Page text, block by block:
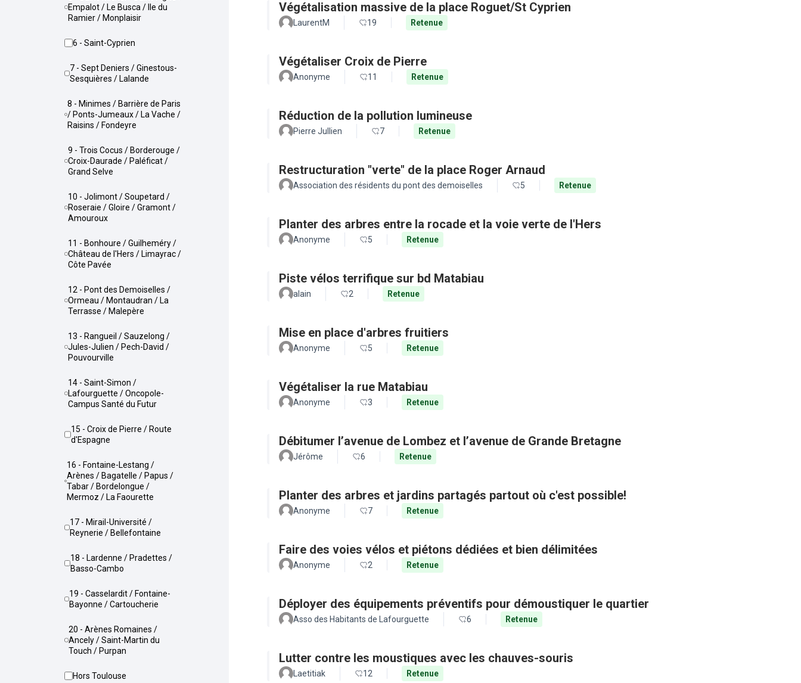
Empalot / Le Busca / Ile du
Ramier / Monplaisir
6 - Saint-Cyprien
7 - Sept Deniers / Ginestous-
Sesquières / Lalande
8 - Minimes / Barrière de Paris
/ Ponts-Jumeaux / La Vache /
Raisins / Fondeyre
9 - Trois Cocus / Borderouge /
Croix-Daurade / Paléficat /
Grand Selve
10 - Jolimont / Soupetard /
Roseraie / Gloire / Gramont /
Amouroux
11 - Bonhoure / Guilheméry /
Château de l'Hers / Limayrac /
Côte Pavée
12 - Pont des Demoiselles /
Ormeau / Montaudran / La
Terrasse / Malepère
13 - Rangueil / Sauzelong /
Jules-Julien / Pech-David /
Pouvourville
14 - Saint-Simon /
Lafourguette / Oncopole-
Campus Santé du Futur
15 - Croix de Pierre / Route
d'Espagne
16 - Fontaine-Lestang /
Arènes / Bagatelle / Papus /
Tabar / Bordelongue /
Mermoz / La Faourette
17 - Mirail-Université /
Reynerie / Bellefontaine
18 - Lardenne / Pradettes /
Basso-Cambo
19 - Casselardit / Fontaine-
Bayonne / Cartoucherie
20 - Arènes Romaines /
Ancely / Saint-Martin du
Touch / Purpan
Hors Toulouse
Végétalisation massive de la place Roguet/St Cyprien
LaurentM 19 Retenue
Végétaliser Croix de Pierre
Anonyme 11 Retenue
Réduction de la pollution lumineuse
Pierre Jullien 7 Retenue
Restructuration "verte" de la place Roger Arnaud
Association des résidents du pont des demoiselles 5 Retenue
Planter des arbres entre la rocade et la voie verte de l'Hers
Anonyme 5 Retenue
Piste vélos terrifique sur bd Matabiau
alain 2 Retenue
Mise en place d'arbres fruitiers
Anonyme 5 Retenue
Végétaliser la rue Matabiau
Anonyme 3 Retenue
Débitumer l’avenue de Lombez et l’avenue de Grande Bretagne
Jérôme 6 Retenue
Planter des arbres et jardins partagés partout où c'est possible!
Anonyme 7 Retenue
Faire des voies vélos et piétons dédiées et bien délimitées
Anonyme 2 Retenue
Déployer des équipements préventifs pour démoustiquer le quartier
Asso des Habitants de Lafourguette 6 Retenue
Lutter contre les moustiques avec les chauves-souris
Laetitiak 12 Retenue